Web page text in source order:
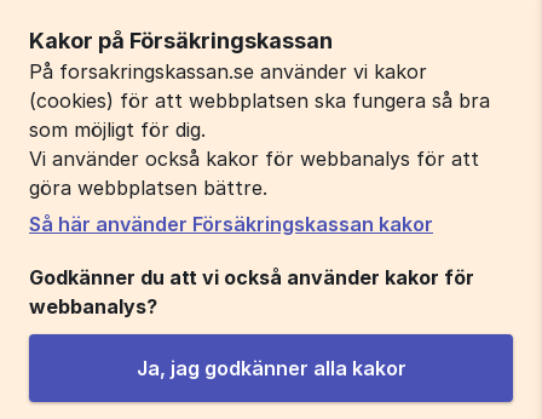
Kakor på Försäkringskassan
På forsakringskassan.se använder vi kakor
(cookies) för att webbplatsen ska fungera så bra
som möjligt för dig.
Vi använder också kakor för webbanalys för att
göra webbplatsen bättre.
Så här använder Försäkringskassan kakor
Godkänner du att vi också använder kakor för
webbanalys?
Ja, jag godkänner alla kakor